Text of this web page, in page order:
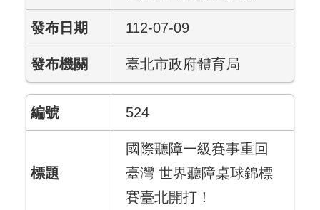
112-07-09
臺北市政府體育局
524
國際聽障一級賽事重回
臺灣 世界聽障桌球錦標
賽臺北開打！